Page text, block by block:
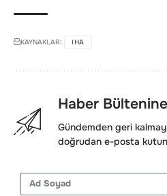
KAYNAKLAR: IHA
Haber
Gündemden geri
doğrudan e-posta